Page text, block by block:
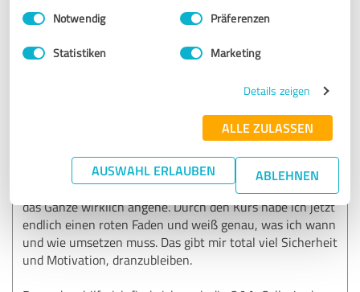
Impressum Datenschutzbestimmungen
Einwilligungsauswahl
Notwendig Präferenzen
Statistiken Marketing
Details zeigen
ALLE ZULASSEN
AUSWAHL ERLAUBEN ABLEHNEN
SEHR GUT Empfehlung
Ich bin zwar noch nicht ganz am Ende von dem Programm
„SEO Durchstarter“ angekommen, aber schon jetzt absolut
begeistert! Alina erklärt alles super verständlich und
kommt direkt auf den Punkt – klare, praxisnahe Inhalte,
Ich hatte zwar schon Grundkenntnisse in SEO, aber mir
fehlte bisher die Struktur und ein konkreter Plan, wie ich
das Ganze wirklich angehe. Durch den Kurs habe ich jetzt
endlich einen roten Faden und weiß genau, was ich wann
und wie umsetzen muss. Das gibt mir total viel Sicherheit
und Motivation, dranzubleiben.